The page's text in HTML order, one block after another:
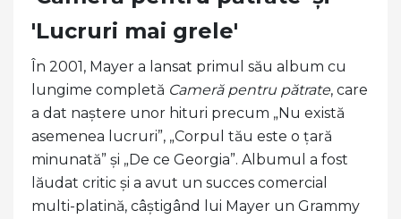
'Lucruri mai grele'
În 2001, Mayer a lansat primul său album cu
lungime completă Cameră pentru pătrate, care
a dat naștere unor hituri precum „Nu există
asemenea lucruri”, „Corpul tău este o țară
minunată” și „De ce Georgia”. Albumul a fost
lăudat critic și a avut un succes comercial
multi-platină, câștigând lui Mayer un Grammy